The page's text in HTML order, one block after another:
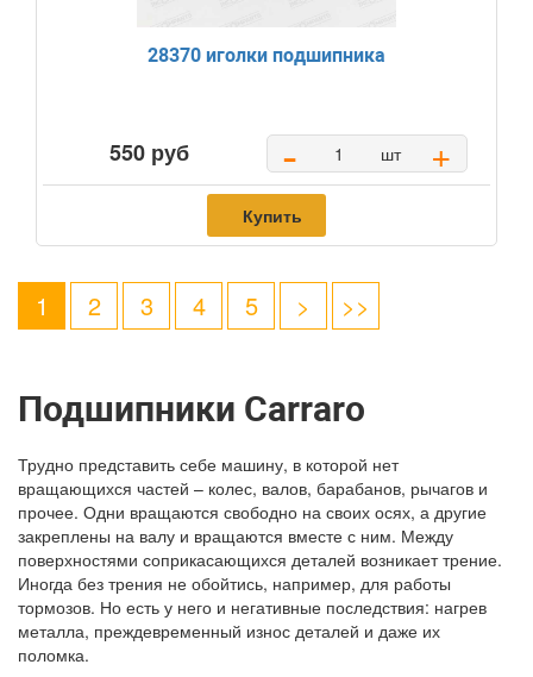
28370 иголки подшипника
550 руб - шт +
Купить
1 2 3 4 5 > >>
Подшипники Carraro
Трудно представить себе машину, в которой нет
вращающихся частей – колес, валов, барабанов, рычагов и
прочее. Одни вращаются свободно на своих осях, а другие
закреплены на валу и вращаются вместе с ним. Между
поверхностями соприкасающихся деталей возникает трение.
Иногда без трения не обойтись, например, для работы
тормозов. Но есть у него и негативные последствия: нагрев
металла, преждевременный износ деталей и даже их
поломка.